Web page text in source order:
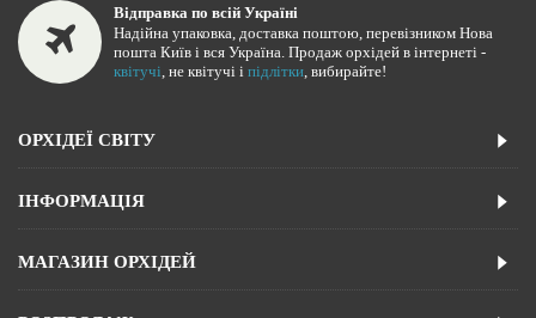
Відправка по всій Україні
Надійна упаковка, доставка поштою, перевізником Нова
пошта Київ і вся Україна. Продаж орхідей в інтернеті -
квітучі, не квітучі і підлітки, вибирайте!
ОРХІДЕЇ СВІТУ
ІНФОРМАЦІЯ
МАГАЗИН ОРХІДЕЙ